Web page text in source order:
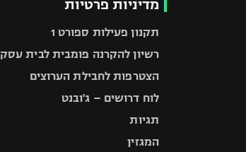
מדיניות פרטיות
תקנון פעילות ספורט 1
רשיון להקרנה פומבית לבית עסק
הצטרפות לחבילת הערוצים
לוח דרושים – ג'ובנט
תגיות
המגזין